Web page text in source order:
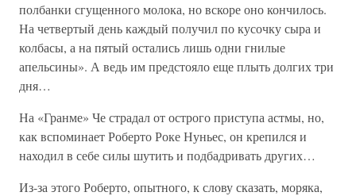
полбанки сгущенного молока, но вскоре оно кончилось.
На четвертый день каждый получил по кусочку сыра и
колбасы, а на пятый остались лишь одни гнилые
апельсины». А ведь им предстояло еще плыть долгих три
дня…
На «Гранме» Че страдал от острого приступа астмы, но,
как вспоминает Роберто Роке Нуньес, он крепился и
находил в себе силы шутить и подбадривать других…
Из-за этого Роберто, опытного, к слову сказать, моряка,